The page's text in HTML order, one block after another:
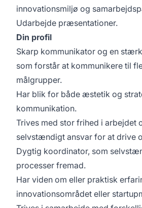
innovationsmiljø og
Udarbejde præsentationer.
Din profil
Skarp kommunikator og en
som forstår at kommunikere til
målgrupper.
Har blik for både æstetik og
kommunikation.
Trives med stor frihed i arbejdet
selvstændigt ansvar for at drive
Dygtig koordinator, som
processer fremad.
Har viden om eller praktisk
innovationsområdet eller